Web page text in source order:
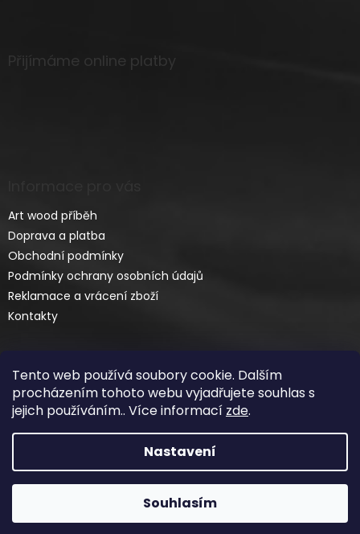
Tento web používá soubory cookie. Dalším
procházením tohoto webu vyjadřujete souhlas s
jejich používáním.. Více informací zde.
Nastavení
Souhlasím
Přijímáme online platby
Art wood příběh
Doprava a platba
Obchodní podmínky
Podmínky ochrany osobních údajů
Reklamace a vrácení zboží
Kontakty
Vytvořil Shoptet
Copyright 2026ART-WOOD.CZ. Všechna práva
vyhrazena.